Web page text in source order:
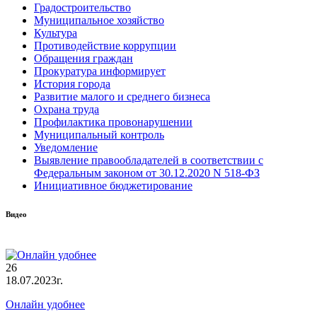
Градостроительство
Муниципальное хозяйство
Культура
Противодействие коррупции
Обращения граждан
Прокуратура информирует
История города
Развитие малого и среднего бизнеса
Охрана труда
Профилактика провонарушении
Муниципальный контроль
Уведомление
Выявление правообладателей в соответствии с
Федеральным законом от 30.12.2020 N 518-ФЗ
Инициативное бюджетирование
Видео
26
18.07.2023г.
Онлайн удобнее